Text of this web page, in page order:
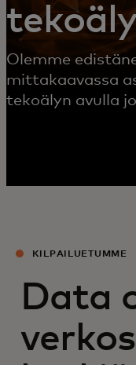
Olemme
mittakaavassa
tekoälyn avulla
KILPAILUETUMME
Data